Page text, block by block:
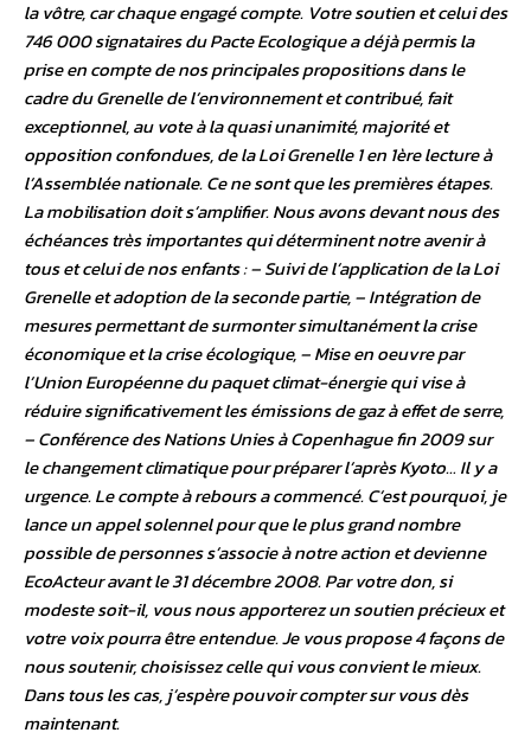
la vôtre, car chaque engagé compte. Votre soutien et celui des
746 000 signataires du Pacte Ecologique a déjà permis la
prise en compte de nos principales propositions dans le
cadre du Grenelle de l’environnement et contribué, fait
exceptionnel, au vote à la quasi unanimité, majorité et
opposition confondues, de la Loi Grenelle 1 en 1ère lecture à
l’Assemblée nationale. Ce ne sont que les premières étapes.
La mobilisation doit s’amplifier. Nous avons devant nous des
échéances très importantes qui déterminent notre avenir à
tous et celui de nos enfants : – Suivi de l’application de la Loi
Grenelle et adoption de la seconde partie, – Intégration de
mesures permettant de surmonter simultanément la crise
économique et la crise écologique, – Mise en oeuvre par
l’Union Européenne du paquet climat-énergie qui vise à
réduire significativement les émissions de gaz à effet de serre,
– Conférence des Nations Unies à Copenhague fin 2009 sur
le changement climatique pour préparer l’après Kyoto… Il y a
urgence. Le compte à rebours a commencé. C’est pourquoi, je
lance un appel solennel pour que le plus grand nombre
possible de personnes s’associe à notre action et devienne
EcoActeur avant le 31 décembre 2008. Par votre don, si
modeste soit-il, vous nous apporterez un soutien précieux et
votre voix pourra être entendue. Je vous propose 4 façons de
nous soutenir, choisissez celle qui vous convient le mieux.
Dans tous les cas, j’espère pouvoir compter sur vous dès
maintenant.